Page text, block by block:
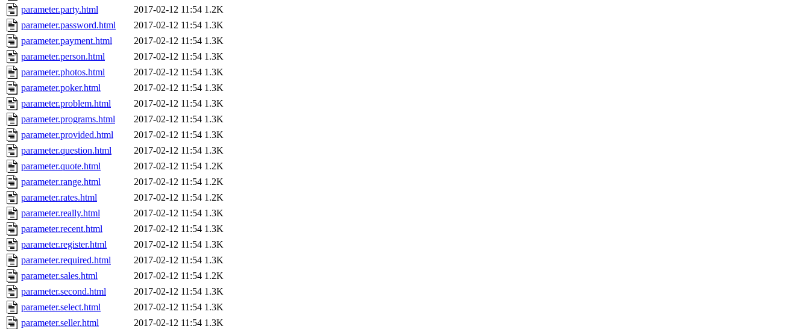
parameter.party.html
2017-02-12 11:54 1.2K
parameter.password.html
2017-02-12 11:54 1.3K
parameter.payment.html
2017-02-12 11:54 1.3K
parameter.person.html
2017-02-12 11:54 1.3K
parameter.photos.html
2017-02-12 11:54 1.3K
parameter.poker.html
2017-02-12 11:54 1.3K
parameter.problem.html
2017-02-12 11:54 1.3K
parameter.programs.html
2017-02-12 11:54 1.3K
parameter.provided.html
2017-02-12 11:54 1.3K
parameter.question.html
2017-02-12 11:54 1.3K
parameter.quote.html
2017-02-12 11:54 1.2K
parameter.range.html
2017-02-12 11:54 1.2K
parameter.rates.html
2017-02-12 11:54 1.2K
parameter.really.html
2017-02-12 11:54 1.3K
parameter.recent.html
2017-02-12 11:54 1.3K
parameter.register.html
2017-02-12 11:54 1.3K
parameter.required.html
2017-02-12 11:54 1.3K
parameter.sales.html
2017-02-12 11:54 1.2K
parameter.second.html
2017-02-12 11:54 1.3K
parameter.select.html
2017-02-12 11:54 1.3K
parameter.seller.html
2017-02-12 11:54 1.3K